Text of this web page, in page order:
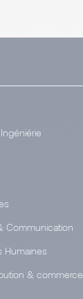
Communication
Humaines
& commerce